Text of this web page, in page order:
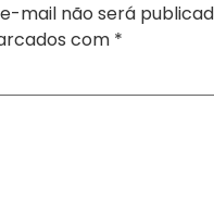
mail não será
com *